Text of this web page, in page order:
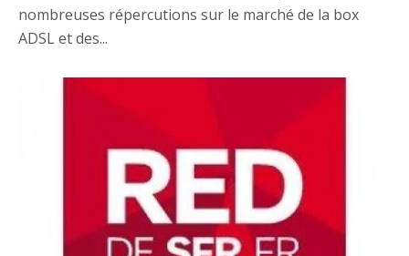
nombreuses répercutions sur le marché de la box
ADSL et des...